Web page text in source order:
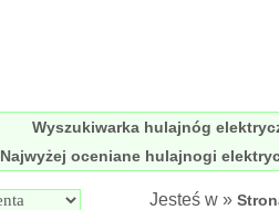
Wyszukiwarka hulajnóg
Najwyżej oceniane hulajnogi
Jesteś w »